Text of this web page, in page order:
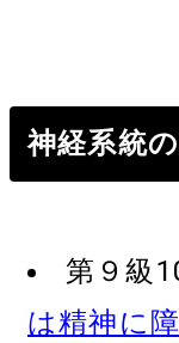
神経系統
第９
は精神に